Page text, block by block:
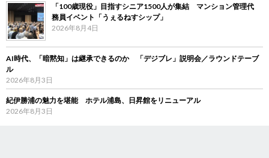
「100歳現役」目指すシニア1500人が集結 マンション管理代
務員イベント「うぇるねすシップ」
2026年8月4日
AI時代、「暗黙知」は継承できるのか 「デジブレ」説明会／ラウンドテーブ
ル
2026年8月3日
紀伊勝浦の魅力を堪能 ホテル浦島、日昇館をリニューアル
2026年8月3日